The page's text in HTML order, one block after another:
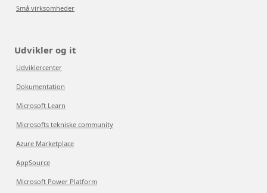
Små virksomheder
Udvikler og it
Udviklercenter
Dokumentation
Microsoft Learn
Microsofts tekniske community
Azure Marketplace
AppSource
Microsoft Power Platform